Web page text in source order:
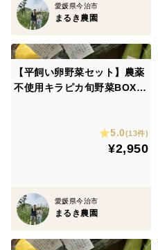
ます
＊マーマレードやピールな
しか味わえないものになり
＊ソース作りなどにも果汁
※サイズは混合になります。
愛媛県今治市
まるき農園
【平飼い卵野菜セット】農薬
不使用キラピカ旬野菜BOX
5.0(13件)
¥2,950
愛媛県今治市
まるき農園